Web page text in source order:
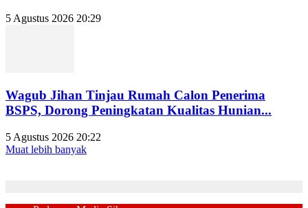
5 Agustus 2026 20:29
Wagub Jihan Tinjau Rumah Calon Penerima
BSPS, Dorong Peningkatan Kualitas Hunian...
5 Agustus 2026 20:22
Muat lebih banyak